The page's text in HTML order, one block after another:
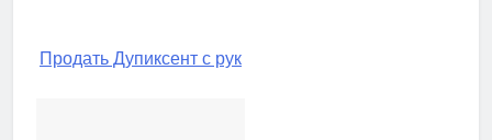
Продать Дупиксент с рук